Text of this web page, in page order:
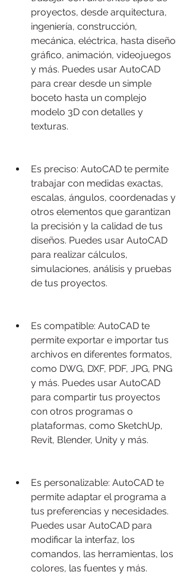
proyectos, desde arquitectura,
ingeniería, construcción,
mecánica, eléctrica, hasta diseño
gráfico, animación, videojuegos
y más. Puedes usar AutoCAD
para crear desde un simple
boceto hasta un complejo
modelo 3D con detalles y
texturas.
Es preciso: AutoCAD te permite
trabajar con medidas exactas,
escalas, ángulos, coordenadas y
otros elementos que garantizan
la precisión y la calidad de tus
diseños. Puedes usar AutoCAD
para realizar cálculos,
simulaciones, análisis y pruebas
de tus proyectos.
Es compatible: AutoCAD te
permite exportar e importar tus
archivos en diferentes formatos,
como DWG, DXF, PDF, JPG, PNG
y más. Puedes usar AutoCAD
para compartir tus proyectos
con otros programas o
plataformas, como SketchUp,
Revit, Blender, Unity y más.
Es personalizable: AutoCAD te
permite adaptar el programa a
tus preferencias y necesidades.
Puedes usar AutoCAD para
modificar la interfaz, los
comandos, las herramientas, los
colores, las fuentes y más.